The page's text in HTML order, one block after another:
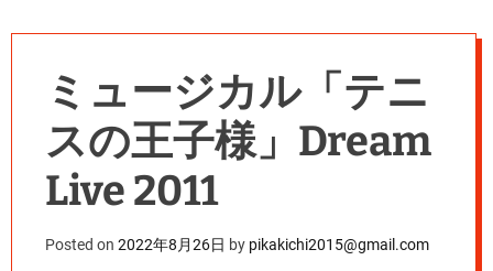
ミュージカル「テニ
スの王子様」Dream
Live 2011
Posted on 2022年8月26日 by pikakichi2015@gmail.com